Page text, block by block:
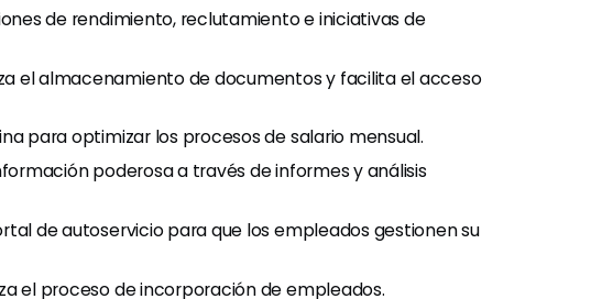
de rendimiento, reclutamiento e iniciativas de
el almacenamiento de documentos y facilita el acceso
para optimizar los procesos de salario mensual.
poderosa a través de informes y análisis
de autoservicio para que los empleados gestionen su
el proceso de incorporación de empleados.